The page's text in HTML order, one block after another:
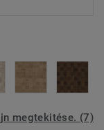
megtekitése. (7)